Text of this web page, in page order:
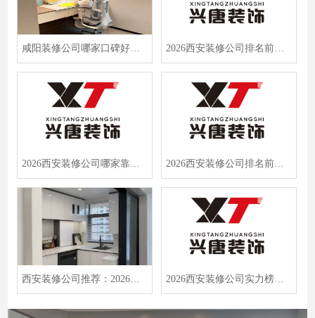
咸阳装修公司哪家口碑好？半包零套路价格透明，2026安心选择指南 2026西安装修公司排名前十强？本地权威双平台口碑施工实力全解析
2026西安装修公司哪家靠谱？西安兴唐装饰等5家口碑品牌深度解析 2026西安装修公司排名前十强出炉！权威双平台测评，避增项攻略全揭秘
西安装修公司推荐：2026真实业主评价与服务质量全解析 2026西安装修公司实力榜出炉！半包装修选哪家？这5家设计施工双优